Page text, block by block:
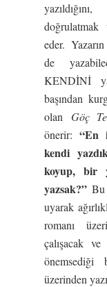
doğrulatmak
eder.
de
KENDİNİ
başından
olan Göç
önerir:“En
kendi
koyup, bir
yazsak?”Bu
uyarak
romanı
çalışacak
önemsediği
üzerinden